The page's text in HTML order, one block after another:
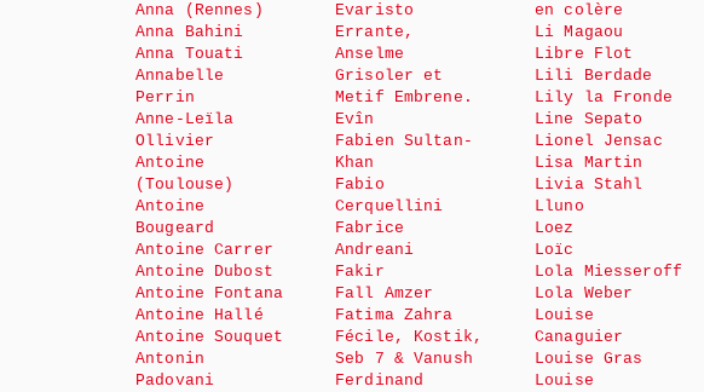
Anna (Rennes)
Anna Bahini
Anna Touati
Annabelle
Perrin
Anne-Leïla
Ollivier
Antoine
(Toulouse)
Antoine
Bougeard
Antoine Carrer
Antoine Dubost
Antoine Fontana
Antoine Hallé
Antoine Souquet
Antonin
Padovani
Evaristo
Errante,
Anselme
Grisoler et
Metif Embrene.
Evîn
Fabien Sultan-
Khan
Fabio
Cerquellini
Fabrice
Andreani
Fakir
Fall Amzer
Fatima Zahra
Fécile, Kostik,
Seb 7 & Vanush
Ferdinand
en colère
Li Magaou
Libre Flot
Lili Berdade
Lily la Fronde
Line Sepato
Lionel Jensac
Lisa Martin
Livia Stahl
Lluno
Loez
Loïc
Lola Miesseroff
Lola Weber
Louise
Canaguier
Louise Gras
Louise